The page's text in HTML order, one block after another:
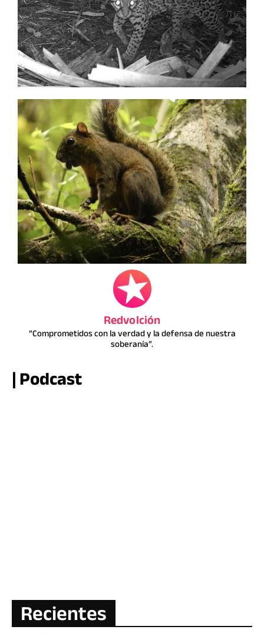
Redvolción
“Comprometidos con la verdad y la defensa de nuestra
soberanía”.
| Podcast
Recientes